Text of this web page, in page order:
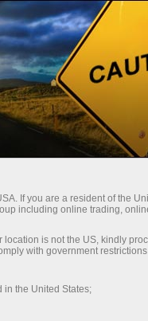
منصة التداول
للمبتدئين
If you are a resident of the
including online trading,
is not the US, kindly
with government
in the United States;